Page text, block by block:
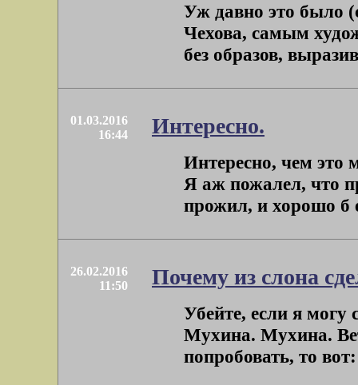
Уж давно это было
Чехова, самым
без образов,
01.03.2016
16:44
Интересно.
Интересно, чем это
Я аж пожалел, что
прожил, и хорошо б
26.02.2016
11:50
Почему из слона
Убейте, если я могу
Мухина. Мухина.
попробовать, то